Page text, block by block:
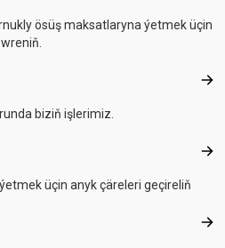
ösüş maksatlaryna ýetmek üçin
biziň işlerimiz.
üçin anyk çäreleri geçireliň